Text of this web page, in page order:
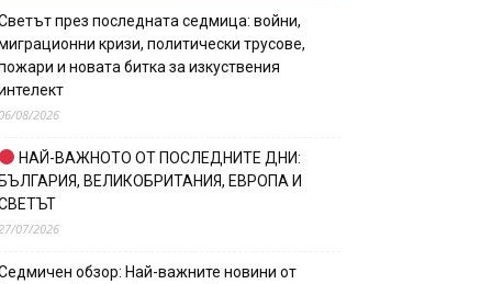
през последната седмица: войни,
кризи, политически трусове,
и новата битка за изкуствения
08/2026
НАЙ-ВАЖНОТО ОТ ПОСЛЕДНИТЕ ДНИ:
ВЕЛИКОБРИТАНИЯ, ЕВРОПА И
07/2026
обзор: Най-важните новини от